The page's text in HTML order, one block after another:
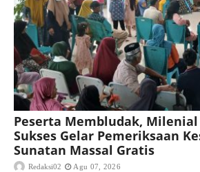
Peserta Membludak,
Sukses Gelar Pemeriksaan
Sunatan Massal Gratis
Redaksi02 Agu 07, 2026